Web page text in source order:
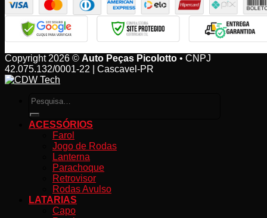
Copyright 2026 © Auto Peças Picolotto • CNPJ
42.075.132/0001-22 | Cascavel-PR
Pesquisar
por:
ACESSÓRIOS
Farol
Jogo de Rodas
Lanterna
Parachoque
Retrovisor
Rodas Avulso
LATARIAS
Capo